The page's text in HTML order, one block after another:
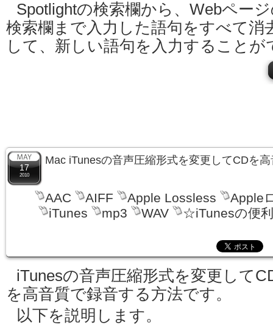
Spotlightの検索欄から、Webペー
検索欄まで入力した語句をすべて消
して、新しい語句を入力することが
17
2010
Mac iTunesの音声圧縮形式を変更してCDを
AAC AIFF Apple Lossless
Apple
iTunes
mp3 WAV ☆iTunesの便
iTunesの音声圧縮形式を変更して
を高音質で録音する方法です。
以下を説明します。